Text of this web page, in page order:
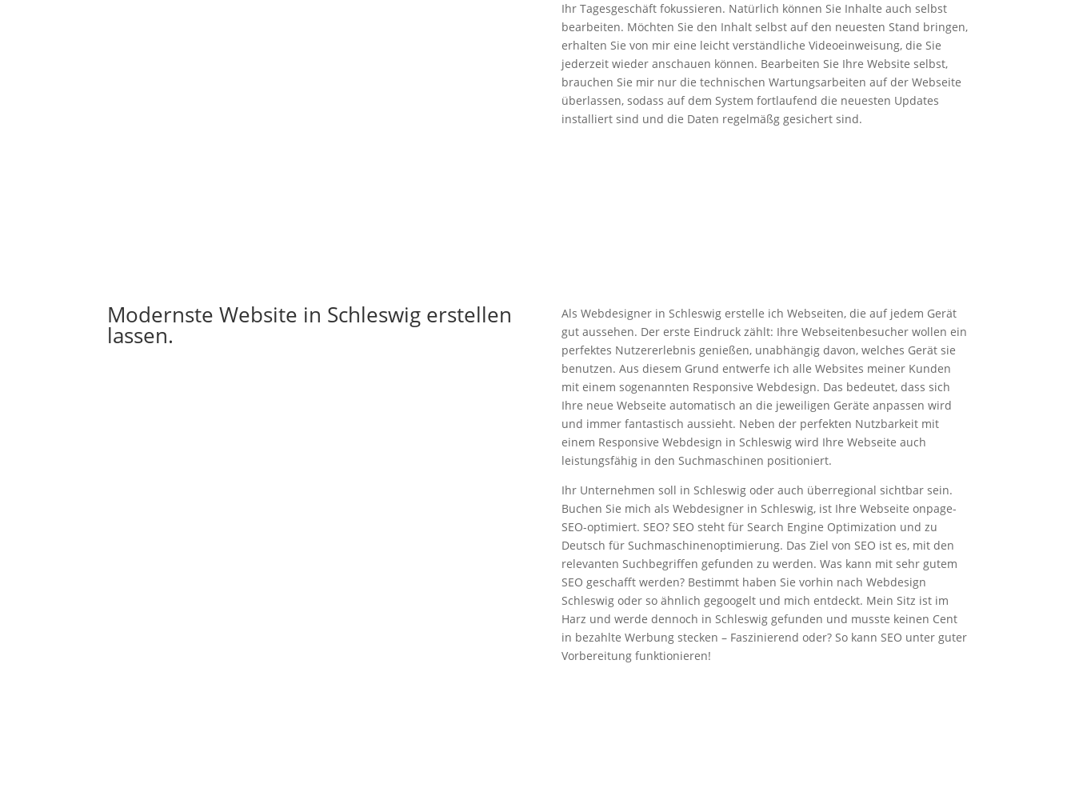
Ihr Tagesgeschäft fokussieren. Natürlich können Sie Inhalte auch selbst
bearbeiten. Möchten Sie den Inhalt selbst auf den neuesten Stand bringen,
erhalten Sie von mir eine leicht verständliche Videoeinweisung, die Sie
jederzeit wieder anschauen können. Bearbeiten Sie Ihre Website selbst,
brauchen Sie mir nur die technischen Wartungsarbeiten auf der Webseite
überlassen, sodass auf dem System fortlaufend die neuesten Updates
installiert sind und die Daten regelmäßg gesichert sind.
Modernste Website in Schleswig erstellen
lassen.
Als Webdesigner in Schleswig erstelle ich Webseiten, die auf jedem Gerät
gut aussehen. Der erste Eindruck zählt: Ihre Webseitenbesucher wollen ein
perfektes Nutzererlebnis genießen, unabhängig davon, welches Gerät sie
benutzen. Aus diesem Grund entwerfe ich alle Websites meiner Kunden
mit einem sogenannten Responsive Webdesign. Das bedeutet, dass sich
Ihre neue Webseite automatisch an die jeweiligen Geräte anpassen wird
und immer fantastisch aussieht. Neben der perfekten Nutzbarkeit mit
einem Responsive Webdesign in Schleswig wird Ihre Webseite auch
leistungsfähig in den Suchmaschinen positioniert.
Ihr Unternehmen soll in Schleswig oder auch überregional sichtbar sein.
Buchen Sie mich als Webdesigner in Schleswig, ist Ihre Webseite onpage-
SEO-optimiert. SEO? SEO steht für Search Engine Optimization und zu
Deutsch für Suchmaschinenoptimierung. Das Ziel von SEO ist es, mit den
relevanten Suchbegriffen gefunden zu werden. Was kann mit sehr gutem
SEO geschafft werden? Bestimmt haben Sie vorhin nach Webdesign
Schleswig oder so ähnlich gegoogelt und mich entdeckt. Mein Sitz ist im
Harz und werde dennoch in Schleswig gefunden und musste keinen Cent
in bezahlte Werbung stecken – Faszinierend oder? So kann SEO unter guter
Vorbereitung funktionieren!